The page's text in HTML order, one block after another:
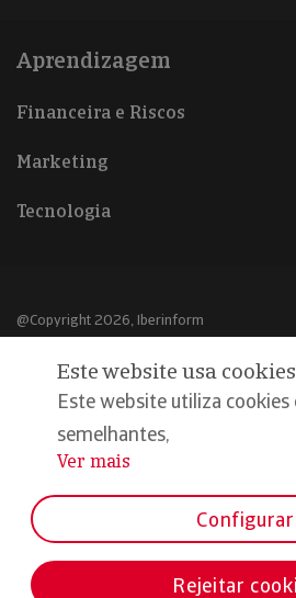
Aprendizagem
Financeira e Riscos
Marketing
Tecnologia
@Copyright 2026, Iberinform
Aviso legal
Política de cookies
Declaração de privacidade
Este website usa cookies
Este website utiliza
semelhantes,
...
Ver mais
Configurar
Rejeitar